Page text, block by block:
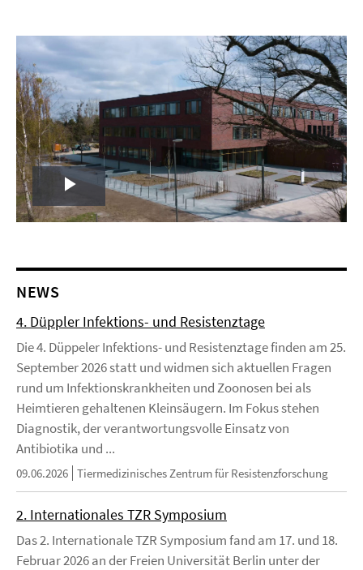
Play
NEWS
4. Düppler Infektions- und Resistenztage
Die 4. Düppeler Infektions- und Resistenztage finden am 25.
September 2026 statt und widmen sich aktuellen Fragen
rund um Infektionskrankheiten und Zoonosen bei als
Heimtieren gehaltenen Kleinsäugern. Im Fokus stehen
Diagnostik, der verantwortungsvolle Einsatz von
Antibiotika und ...
09.06.2026 Tiermedizinisches Zentrum für Resistenzforschung
2. Internationales TZR Symposium
Das 2. Internationale TZR Symposium fand am 17. und 18.
Februar 2026 an der Freien Universität Berlin unter der